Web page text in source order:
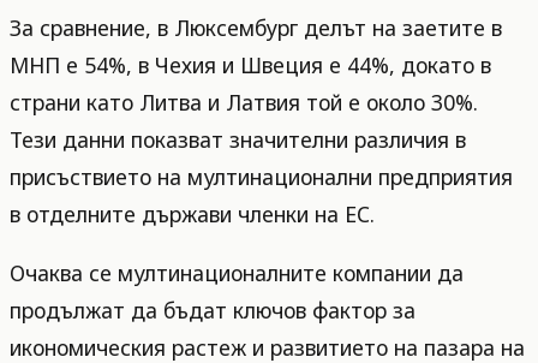
За сравнение, в Люксембург делът на заетите в
МНП е 54%, в Чехия и Швеция е 44%, докато в
страни като Литва и Латвия той е около 30%.
Тези данни показват значителни различия в
присъствието на мултинационални предприятия
в отделните държави членки на ЕС.
Очаква се мултинационалните компании да
продължат да бъдат ключов фактор за
икономическия растеж и развитието на пазара на